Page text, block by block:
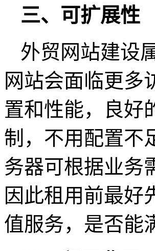
三、可扩展性
外贸网站建设
网站会面临更多
置和性能，良好
制，不用配置不
务器可根据业务
因此租用前最好
值服务，是否能